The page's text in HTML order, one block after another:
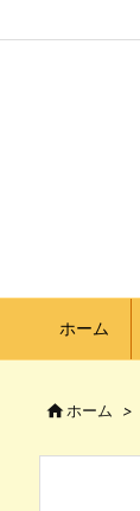
ホーム
ホーム >